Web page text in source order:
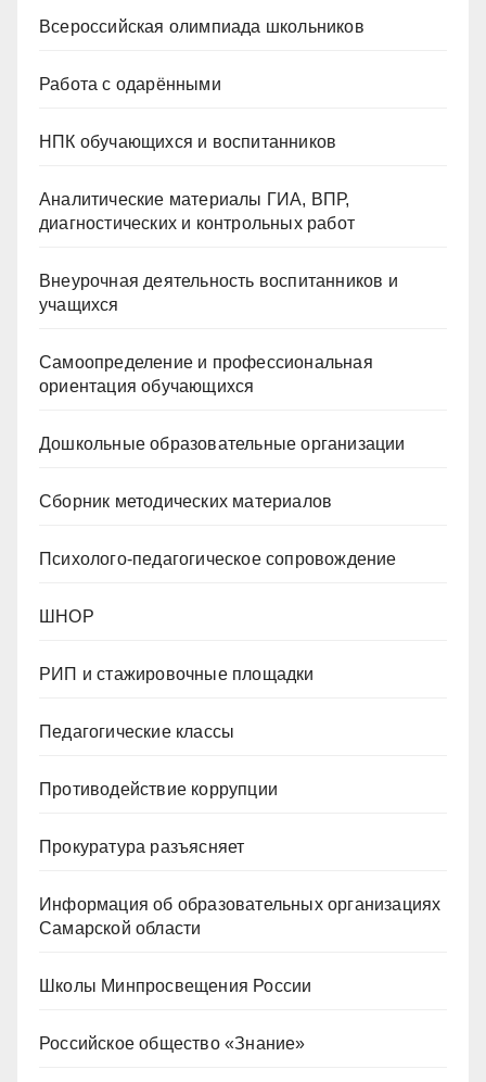
Всероссийская олимпиада школьников
Работа с одарёнными
НПК обучающихся и воспитанников
Аналитические материалы ГИА, ВПР,
диагностических и контрольных работ
Внеурочная деятельность воспитанников и
учащихся
Самоопределение и профессиональная
ориентация обучающихся
Дошкольные образовательные организации
Сборник методических материалов
Психолого-педагогическое сопровождение
ШНОР
РИП и стажировочные площадки
Педагогические классы
Противодействие коррупции
Прокуратура разъясняет
Информация об образовательных организациях
Самарской области
Школы Минпросвещения России
Российское общество «Знание»